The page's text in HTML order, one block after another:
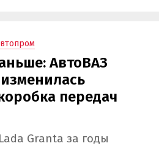
АвтоВАЗ
передач
Granta за годы